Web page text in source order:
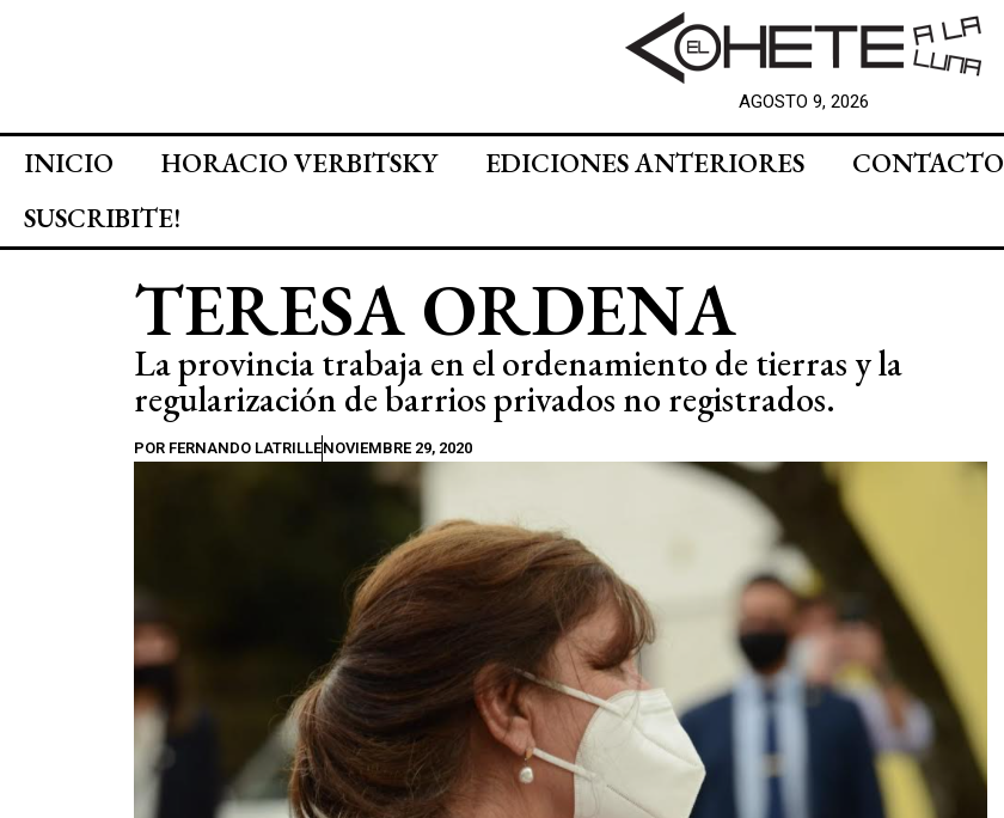
AGOSTO 9, 2026
INICIO HORACIO VERBITSKY EDICIONES ANTERIORES
CONTACTO
SUSCRIBITE!
TERESA ORDENA
La provincia trabaja en el ordenamiento de tierras y la
regularización de barrios privados no registrados.
POR FERNANDO LATRILLENOVIEMBRE 29, 2020